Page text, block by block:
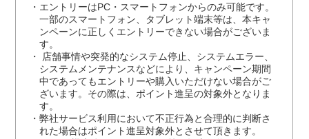
エントリーはPC・スマートフォンからのみ可能です。
一部のスマートフォン、タブレット端末等は、本キャ
ンペーンに正しくエントリーできない場合がございま
す。
店舗事情や突発的なシステム停止、システムエラー、
システムメンテナンスなどにより、キャンペーン期間
中であってもエントリーや購入いただけない場合がご
ざいます。その際は、ポイント進呈の対象外となりま
す。
弊社サービス利用において不正行為と合理的に判断さ
れた場合はポイント進呈対象外とさせて頂きます。